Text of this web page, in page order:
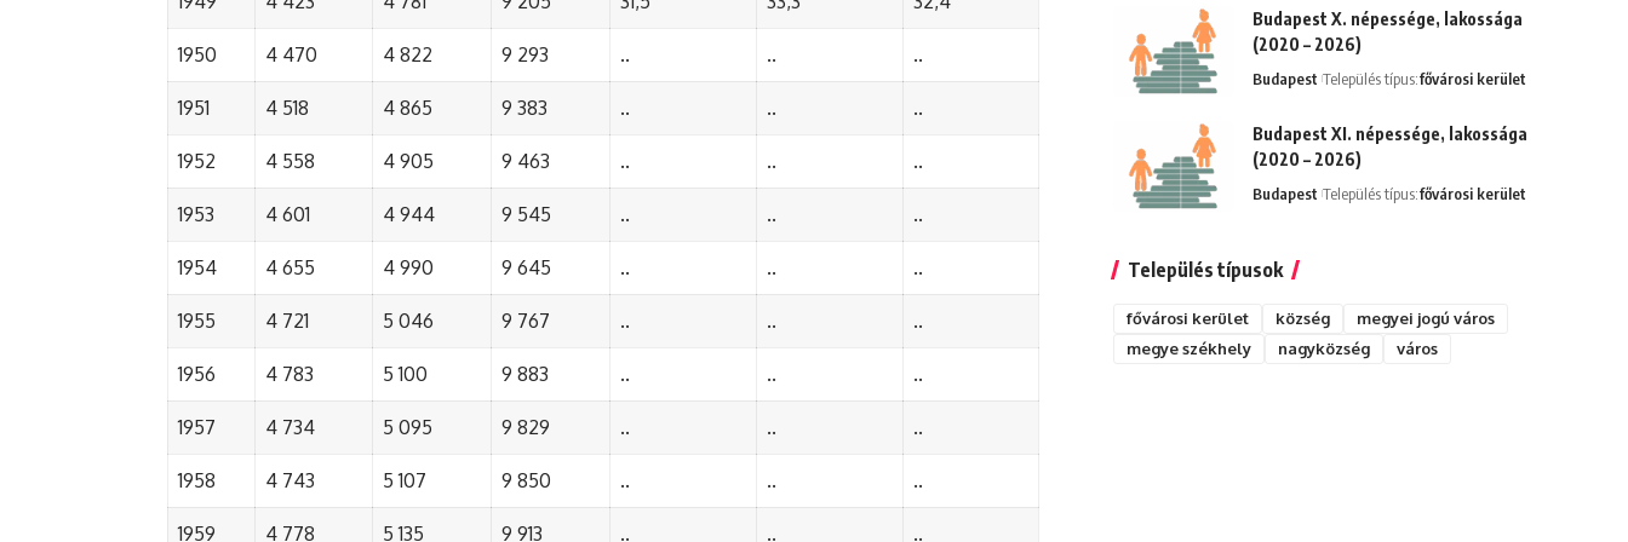
1950 4 470 4 822 9 293 .. .. ..
1951 4 518 4 865 9 383 .. .. ..
1952 4 558 4 905 9 463 .. .. ..
1953 4 601 4 944 9 545 .. .. ..
1954 4 655 4 990 9 645 .. .. ..
1955 4 721 5 046 9 767 .. .. ..
1956 4 783 5 100 9 883 .. .. ..
1957 4 734 5 095 9 829 .. .. ..
1958 4 743 5 107 9 850 .. .. ..
1959 4 778 5 135 9 913 .. .. ..
Budapest X. népessége, lakossága
(2020 – 2026)
Budapest Település típus:fővárosi kerület
Budapest XI. népessége, lakossága
(2020 – 2026)
Budapest Település típus:fővárosi kerület
Település típusok
fővárosi kerület község
megyei jogú város
megye székhely
nagyközség város